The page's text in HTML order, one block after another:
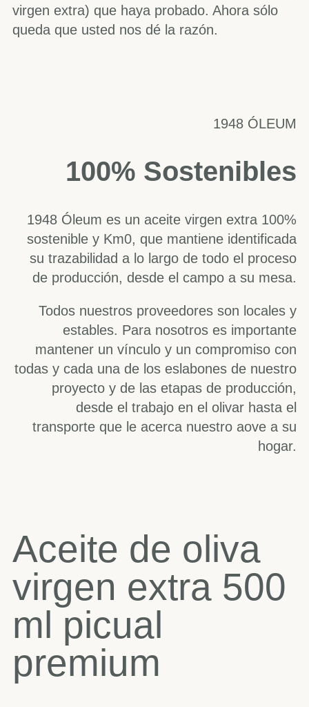
virgen extra) que haya probado. Ahora sólo
queda que usted nos dé la razón.
1948 ÓLEUM
100% Sostenibles
1948 Óleum es un aceite virgen extra 100%
sostenible y Km0, que mantiene identificada
su trazabilidad a lo largo de todo el proceso
de producción, desde el campo a su mesa.
Todos nuestros proveedores son locales y
estables. Para nosotros es importante
mantener un vínculo y un compromiso con
todas y cada una de los eslabones de nuestro
proyecto y de las etapas de producción,
desde el trabajo en el olivar hasta el
transporte que le acerca nuestro aove a su
hogar.
Aceite de oliva
virgen extra 500
ml picual
premium